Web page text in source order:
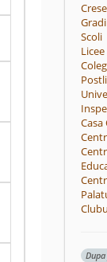
Crese
Scoli
Licee